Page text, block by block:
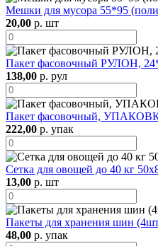
Мешки для мусора 55*95
20,00 р. шт
Пакет фасовочный РУЛОН,
138,00 р. рул
Пакет фасовочный,
222,00 р. упак
Сетка для овощей до 40 кг
13,00 р. шт
Пакеты для хранения шин
48,00 р. упак